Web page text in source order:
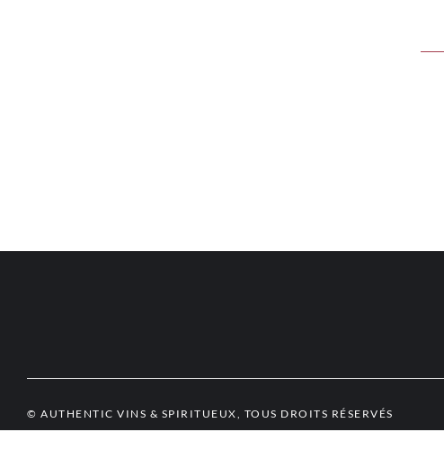
© AUTHENTIC VINS & SPIRITUEUX, TOUS DROITS RÉSERVÉS